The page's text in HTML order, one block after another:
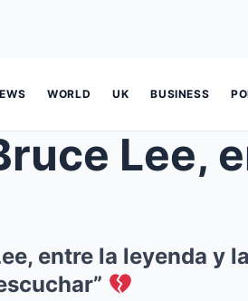
WORLD UK BUSINESS
Lee, entre la
entre la leyenda y